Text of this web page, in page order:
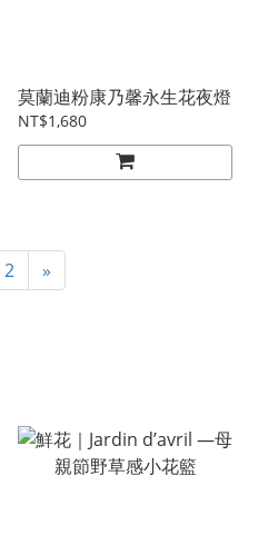
莫蘭迪粉康乃馨永生花夜燈
NT$1,680
2 »